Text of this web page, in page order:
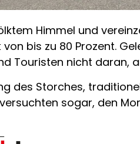
Himmel und
bis zu 80 Prozent.
Touristen nicht daran,
des Storches,
sogar, den